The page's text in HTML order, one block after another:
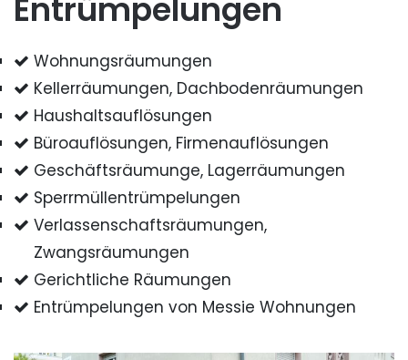
Entrümpelungen
Wohnungsräumungen
Kellerräumungen, Dachbodenräumungen
Haushaltsauflösungen
Büroauflösungen, Firmenauflösungen
Geschäftsräumunge, Lagerräumungen
Sperrmüllentrümpelungen
Verlassenschaftsräumungen,
Zwangsräumungen
Gerichtliche Räumungen
Entrümpelungen von Messie Wohnungen